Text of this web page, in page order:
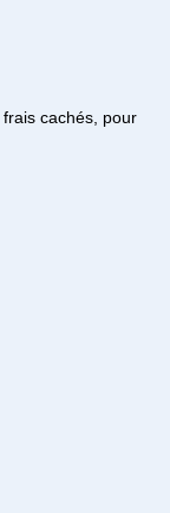
cachés, pour